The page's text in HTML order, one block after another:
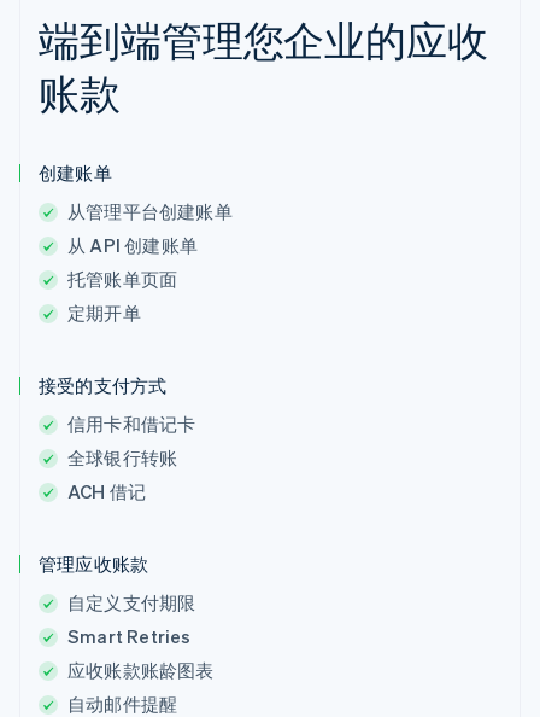
端到端管理您企业的应收
账款
创建账单
从管理平台创建账单
从 API 创建账单
托管账单页面
定期开单
接受的支付方式
信用卡和借记卡
全球银行转账
ACH 借记
管理应收账款
自定义支付期限
Smart Retries
应收账款账龄图表
自动邮件提醒